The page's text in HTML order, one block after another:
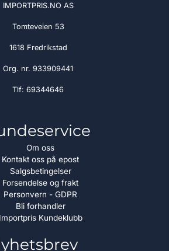
IMPORTPRIS.NO AS
Tomteveien 53
1618 Fredrikstad
Org. nr. 933909441
Tlf: 69344646
Om oss
Kontakt oss på epost
Salgsbetingelser
Forsendelse og frakt
Personvern - GDPR
Bli forhandler
Importpris Kundeklubb